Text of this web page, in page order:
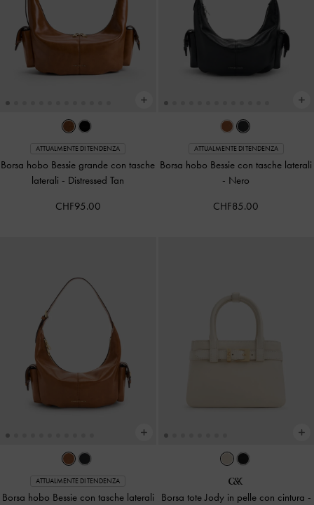
ATTUALMENTE DI TENDENZA
Borsa hobo Bessie grande con tasche
laterali - Distressed Tan
CHF95.00
ATTUALMENTE DI TENDENZA
Borsa hobo Bessie con tasche laterali
- Nero
CHF85.00
ATTUALMENTE DI TENDENZA
Borsa hobo Bessie con tasche laterali
Borsa tote Jody in pelle con cintura -